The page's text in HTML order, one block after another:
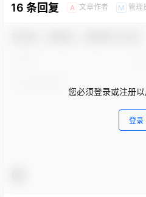
16 条回复 A 文章作者 M 管理
您必须登录或注册
登录